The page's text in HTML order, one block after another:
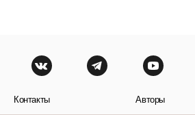
Контакты Авторы